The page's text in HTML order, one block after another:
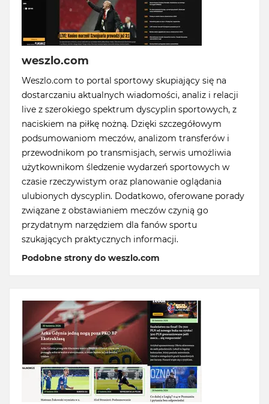
weszlo.com
Weszlo.com to portal sportowy skupiający się na
dostarczaniu aktualnych wiadomości, analiz i relacji
live z szerokiego spektrum dyscyplin sportowych, z
naciskiem na piłkę nożną. Dzięki szczegółowym
podsumowaniom meczów, analizom transferów i
przewodnikom po transmisjach, serwis umożliwia
użytkownikom śledzenie wydarzeń sportowych w
czasie rzeczywistym oraz planowanie oglądania
ulubionych dyscyplin. Dodatkowo, oferowane porady
związane z obstawianiem meczów czynią go
przydatnym narzędziem dla fanów sportu
szukających praktycznych informacji.
Podobne strony do weszlo.com